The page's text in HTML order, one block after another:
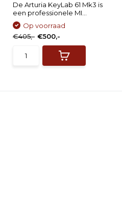
De Arturia KeyLab 61 Mk3 is
een professionele MI...
Op voorraad
€405,- €500,-